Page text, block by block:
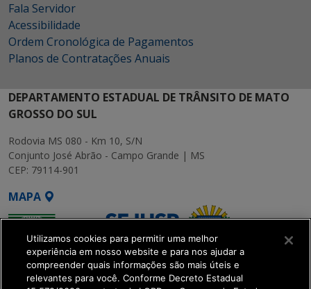
Fala Servidor
Acessibilidade
Ordem Cronológica de Pagamentos
Planos de Contratações Anuais
DEPARTAMENTO ESTADUAL DE TRÂNSITO DE MATO
GROSSO DO SUL
Rodovia MS 080 - Km 10, S/N
Conjunto José Abrão - Campo Grande | MS
CEP: 79114-901
MAPA
Utilizamos cookies para permitir uma melhor
experiência em nosso website e para nos ajudar a
compreender quais informações são mais úteis e
relevantes para você. Conforme Decreto Estadual